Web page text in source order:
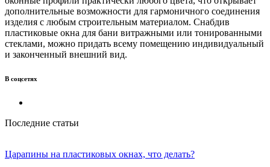
дополнительные возможности для гармоничного соединения
изделия с любым строительным материалом. Снабдив
пластиковые окна для бани витражными или тонированными
стеклами, можно придать всему помещению индивидуальный
и законченный внешний вид.
В соцсетях
Последние статьи
Царапины на пластиковых окнах, что делать?